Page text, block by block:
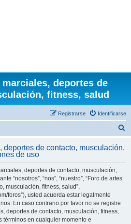
deportes de
fitness, salud
Identificarse
Registrarse
c
deportes de contacto, musculación,
de uso
deportes de contacto, musculación,
“nosotros”, “nos”, “nuestro”, “Foro de artes
musculación, fitness, salud”,
foros”), usted acuerda estar legalmente
En caso contrario por favor no se registre
deportes de contacto, musculación, fitness,
términos en cualquier momento e